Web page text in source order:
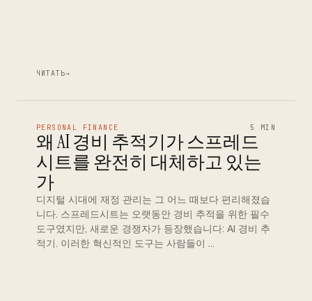
ЧИТАТЬ→
PERSONAL FINANCE 5 MIN
왜 AI 경비 추적기가 스프레드
시트를 완전히 대체하고 있는
가
디지털 시대에 재정 관리는 그 어느 때보다 편리해졌습
니다. 스프레드시트는 오랫동안 경비 추적을 위한 필수
도구였지만, 새로운 경쟁자가 등장했습니다: AI 경비 추
적기. 이러한 혁신적인 도구는 사람들이 …